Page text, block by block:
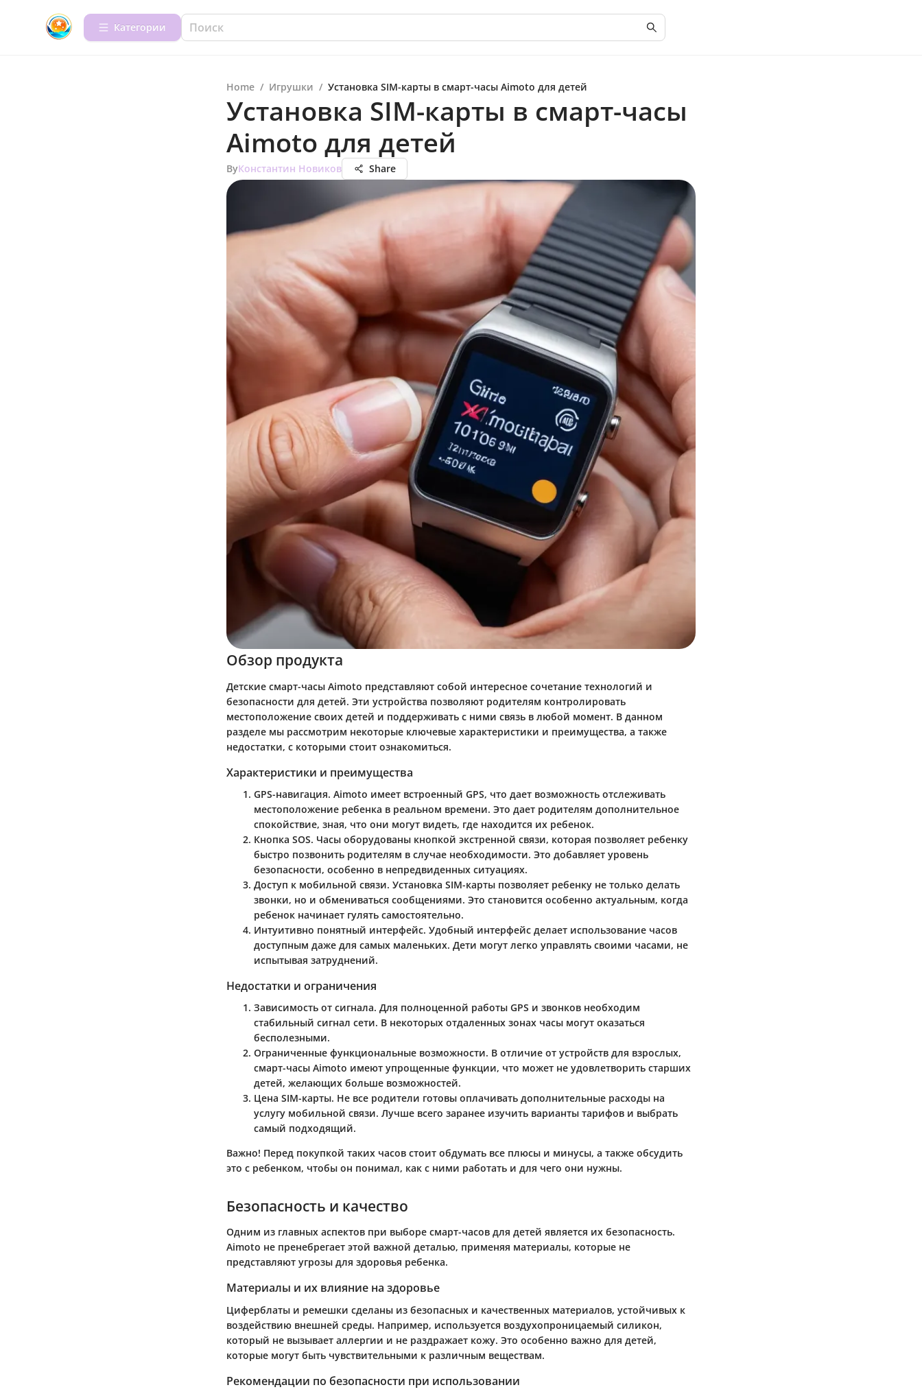
Категории
Home / Игрушки / Установка SIM-карты в смарт-часы Aimoto для детей
Установка SIM-карты в смарт-часы
Aimoto для детей
ByКонстантин Новиков Share
Обзор продукта
Детские смарт-часы Aimoto представляют собой интересное сочетание технологий и
безопасности для детей. Эти устройства позволяют родителям контролировать
местоположение своих детей и поддерживать с ними связь в любой момент. В данном
разделе мы рассмотрим некоторые ключевые характеристики и преимущества, а также
недостатки, с которыми стоит ознакомиться.
Характеристики и преимущества
GPS-навигация. Aimoto имеет встроенный GPS, что дает возможность отслеживать
местоположение ребенка в реальном времени. Это дает родителям дополнительное
спокойствие, зная, что они могут видеть, где находится их ребенок.
Кнопка SOS. Часы оборудованы кнопкой экстренной связи, которая позволяет ребенку
быстро позвонить родителям в случае необходимости. Это добавляет уровень
безопасности, особенно в непредвиденных ситуациях.
Доступ к мобильной связи. Установка SIM-карты позволяет ребенку не только делать
звонки, но и обмениваться сообщениями. Это становится особенно актуальным, когда
ребенок начинает гулять самостоятельно.
Интуитивно понятный интерфейс. Удобный интерфейс делает использование часов
доступным даже для самых маленьких. Дети могут легко управлять своими часами, не
испытывая затруднений.
Недостатки и ограничения
Зависимость от сигнала. Для полноценной работы GPS и звонков необходим
стабильный сигнал сети. В некоторых отдаленных зонах часы могут оказаться
бесполезными.
Ограниченные функциональные возможности. В отличие от устройств для взрослых,
смарт-часы Aimoto имеют упрощенные функции, что может не удовлетворить старших
детей, желающих больше возможностей.
Цена SIM-карты. Не все родители готовы оплачивать дополнительные расходы на
услугу мобильной связи. Лучше всего заранее изучить варианты тарифов и выбрать
самый подходящий.
Важно! Перед покупкой таких часов стоит обдумать все плюсы и минусы, а также обсудить
это с ребенком, чтобы он понимал, как с ними работать и для чего они нужны.
Безопасность и качество
Одним из главных аспектов при выборе смарт-часов для детей является их безопасность.
Aimoto не пренебрегает этой важной деталью, применяя материалы, которые не
представляют угрозы для здоровья ребенка.
Материалы и их влияние на здоровье
Циферблаты и ремешки сделаны из безопасных и качественных материалов, устойчивых к
воздействию внешней среды. Например, используется воздухопроницаемый силикон,
который не вызывает аллергии и не раздражает кожу. Это особенно важно для детей,
которые могут быть чувствительными к различным веществам.
Рекомендации по безопасности при использовании